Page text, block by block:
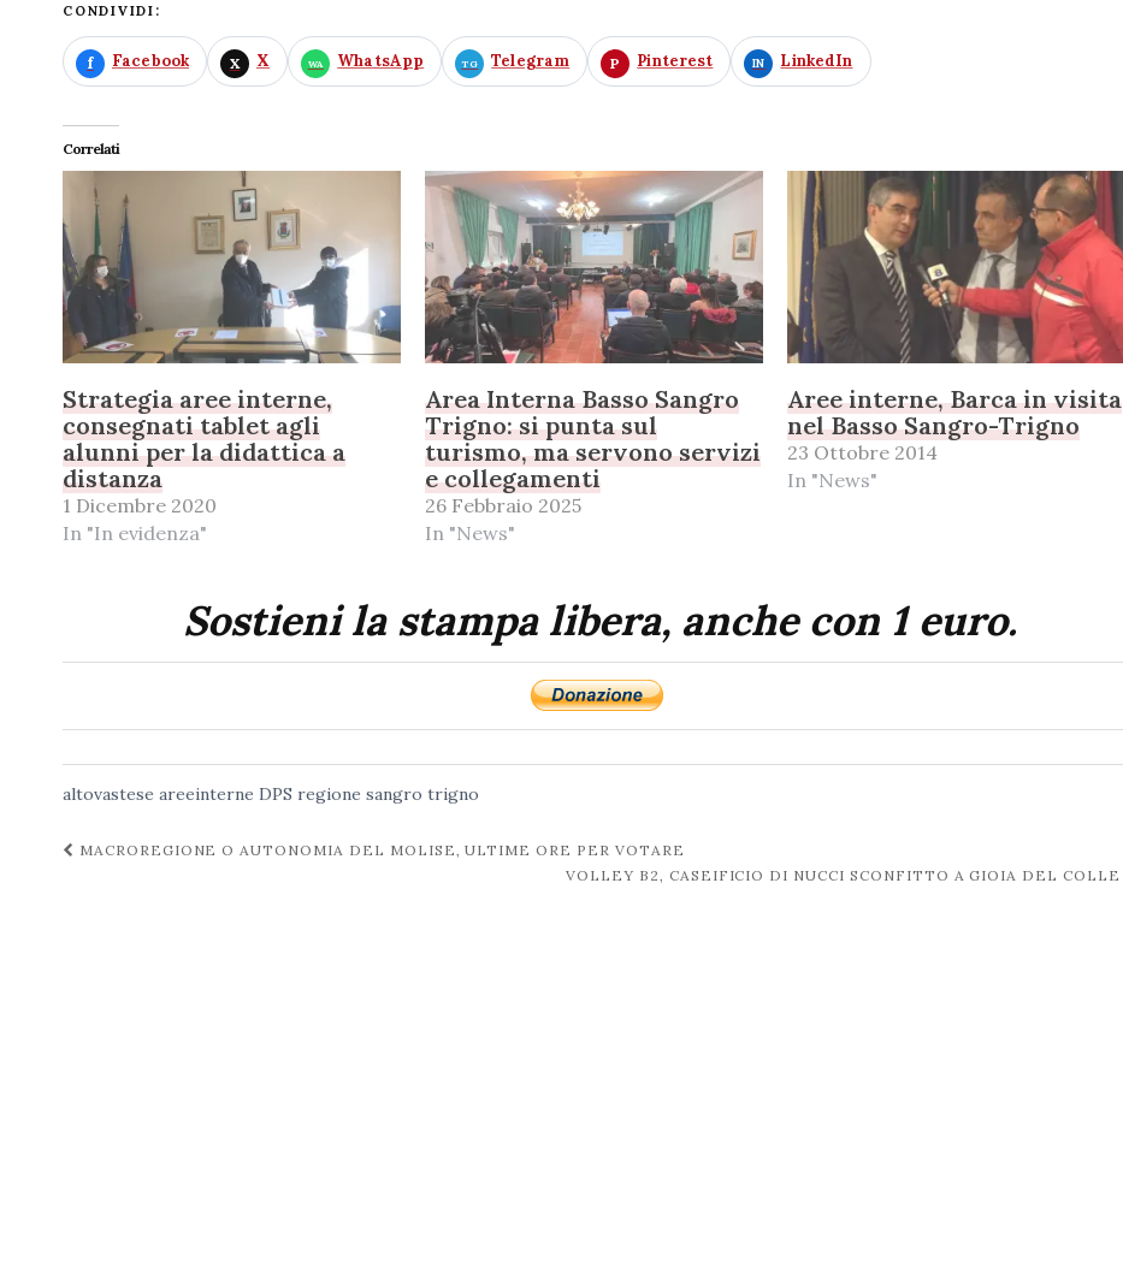
CONDIVIDI:
Facebook X WhatsApp Telegram Pinterest LinkedIn
Correlati
Strategia aree interne,
consegnati tablet agli
alunni per la didattica a
distanza
1 Dicembre 2020
In "In evidenza"
Area Interna Basso Sangro
Trigno: si punta sul
turismo, ma servono servizi
e collegamenti
26 Febbraio 2025
In "News"
Aree interne, Barca in visita
nel Basso Sangro-Trigno
23 Ottobre 2014
In "News"
Sostieni la stampa libera, anche con 1 euro.
altovastese areeinterne DPS regione sangro trigno
Navigazione
MACROREGIONE O AUTONOMIA DEL MOLISE, ULTIME ORE PER VOTARE
VOLLEY B2, CASEIFICIO DI NUCCI SCONFITTO A GIOIA DEL COLLE